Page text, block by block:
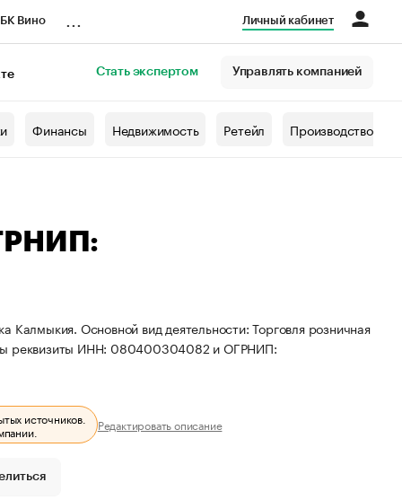
Вино Личный кабинет
Стать экспертом Управлять компанией
Финансы Недвижимость Ретейл Производство
Основной вид деятельности: Торговля розничная
реквизиты ИНН: 080400304082 и ОГРНИП:
источников.
Редактировать описание